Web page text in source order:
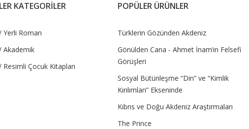
KATEGORİLER
Yerli Roman
Akademik
Resimli Çocuk Kitapları
POPÜLER ÜRÜNLER
Türklerin Gözünden Akdeniz
Gönülden Cana - Ahmet İnam’ın Felsefi
Görüşleri
Sosyal Bütünleşme “Din” ve “Kimlik
Kırılımları” Ekseninde
Kıbrıs ve Doğu Akdeniz Araştırmaları
The Prince